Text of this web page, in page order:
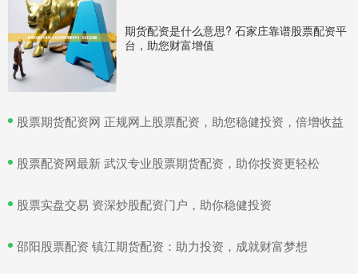
期货配资是什么意思? 石家庄靠谱股票配资平
台，助您财富增值
​股票期货配资网 正规网上股票配资，助您稳健投资，倍增收益
​股票配资网最新 武汉专业股票期货配资，助你投资更轻松
​股票实盘交易 资深炒股配资门户，助你稳健投资
​邵阳股票配资 镇江期货配资：助力投资，成就财富梦想